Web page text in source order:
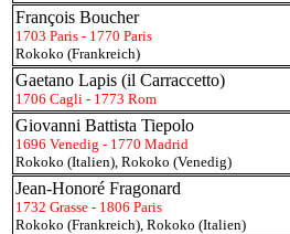
François Boucher
1703 Paris - 1770 Paris
Rokoko (Frankreich)
Gaetano Lapis (il Carraccetto)
1706 Cagli - 1773 Rom
Giovanni Battista Tiepolo
1696 Venedig - 1770 Madrid
Rokoko (Italien), Rokoko (Venedig)
Jean-Honoré Fragonard
1732 Grasse - 1806 Paris
Rokoko (Frankreich), Rokoko (Italien)